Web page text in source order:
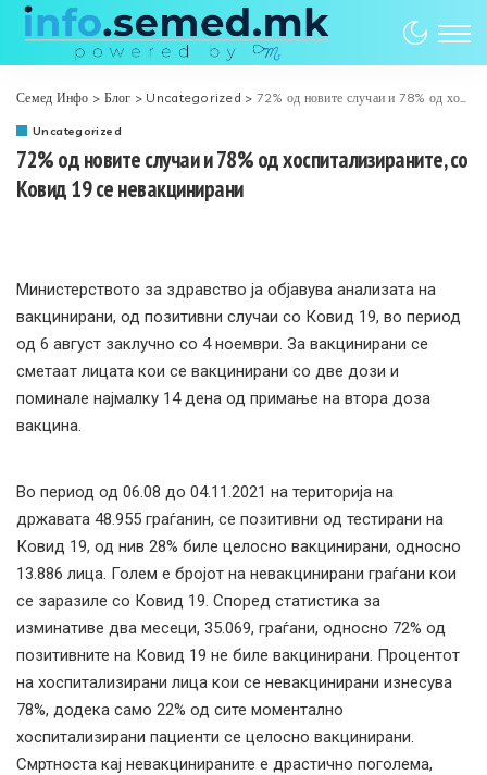
Семед Инфо > Блог > Uncategorized > 72% од новите случаи и 78% од хоспитализираните, со Ковид 19 се невакцинирани
Uncategorized
72% од новите случаи и 78% од хоспитализираните, со
Ковид 19 се невакцинирани
Министерството за здравство ја објавува анализата на
вакцинирани, од позитивни случаи со Ковид 19, во период
од 6 август заклучно со 4 ноември. За вакцинирани се
сметаат лицата кои се вакцинирани со две дози и
поминале најмалку 14 дена од примање на втора доза
вакцина.
Во период од 06.08 до 04.11.2021 на територија на
државата 48.955 граѓанин, се позитивни од тестирани на
Ковид 19, од нив 28% биле целосно вакцинирани, односно
13.886 лица. Голем е бројот на невакцинирани граѓани кои
се заразиле со Ковид 19. Според статистика за
изминативе два месеци, 35.069, граѓани, односно 72% од
позитивните на Ковид 19 не биле вакцинирани. Процентот
на хоспитализирани лица кои се невакцинирани изнесува
78%, додека само 22% од сите моментално
хоспитализирани пациенти се целосно вакцинирани.
Смртноста кај невакцинираните е драстично поголема,